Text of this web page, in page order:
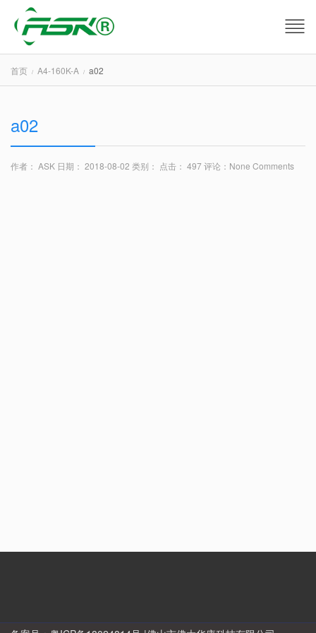
首页 A4-160K-A a02
a02
作者： ASK 日期： 2018-08-02 类别： 点击： 497 评论： None Comments